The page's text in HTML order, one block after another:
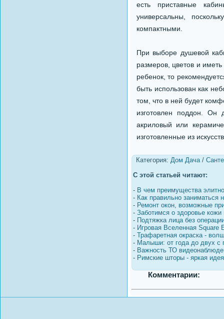
есть приставные
универсальны,
компактными.
При выборе душевой
размеров, цветов и
ребенок, то
быть использован как
том, что в ней будет
изготовлен поддон.
акриловый или
изготовленные из
Категория: Дом Дача/
С этой статьей читают:
- В чем преимущества
- Как правильно заниматься
- Ремонт окон, возможные
- Заботимся о здоровье
- Подтяжка лица без
- Игровая Вселенная Square
- Трафаретная окраска -
- Малыши: от года до двух с
- Важность ТО
- Римские шторы - яркая
Комментарии: